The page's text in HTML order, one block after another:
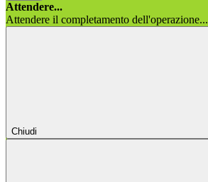
Attendere...
Attendere il completamento dell'operazione...
Chiudi